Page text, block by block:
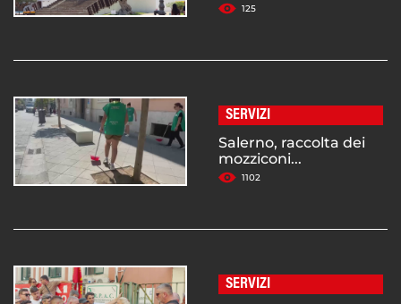
125
SERVIZI
Salerno, raccolta dei
mozziconi...
1102
SERVIZI